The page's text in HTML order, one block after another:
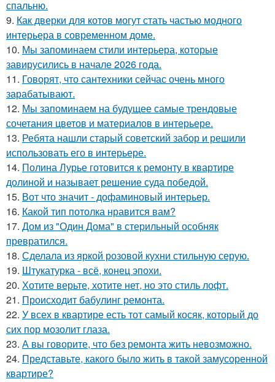
спальню.
9. Как дверки для котов могут стать частью модного
интерьера в современном доме.
10. Мы запоминаем стили интерьера, которые
завирусились в начале 2026 года.
11. Говорят, что сантехники сейчас очень много
зарабатывают.
12. Мы запоминаем на будущее самые трендовые
сочетания цветов и материалов в интерьере.
13. Ребята нашли старый советский забор и решили
использовать его в интерьере.
14. Полина Лурье готовится к ремонту в квартире
долиной и называет решение суда победой.
15. Вот что значит - дофаминовый интерьер.
16. Какой тип потолка нравится вам?
17. Дом из "Один Дома" в стерильный особняк
превратился.
18. Сделала из яркой розовой кухни стильную серую.
19. Штукатурка - всё, конец эпохи.
20. Хотите верьте, хотите нет, но это стиль лофт.
21. Происходит бабулинг ремонта.
22. У всех в квартире есть тот самый косяк, который до
сих пор мозолит глаза.
23. А вы говорите, что без ремонта жить невозможно.
24. Представьте, какого было жить в такой замусоренной
квартире?